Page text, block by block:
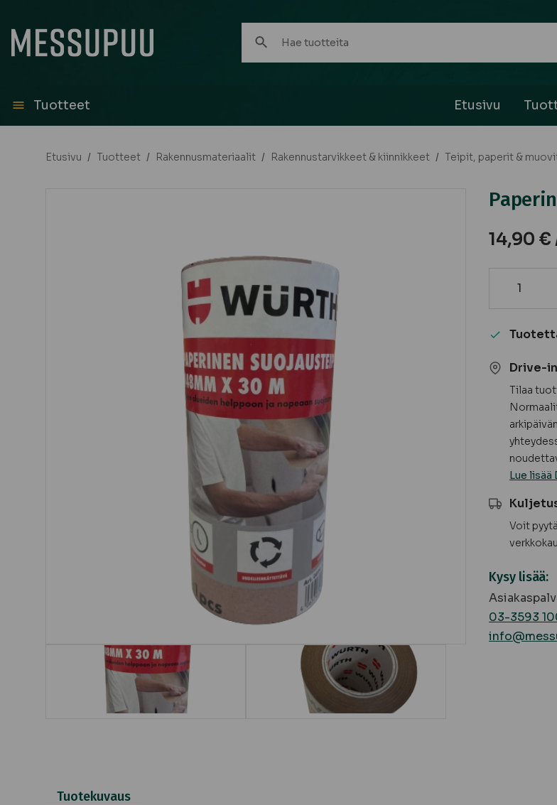
tuotteita:
Tuotteet Etusivu
Etusivu / Tuotteet / Rakennusmateriaalit / Rakennustarvikkeet & kiinnikkeet / Teipit, paperit &
14,90 €
Paperinen
määräDrive-
Tilaa
Lue
Voit
Kysy lisää:
03-3593
Tuotekuvaus